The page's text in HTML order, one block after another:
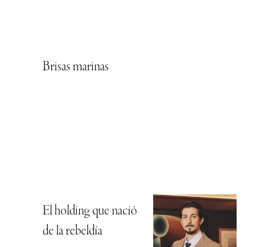
Brisas marinas
El holding que nació
de la rebeldía